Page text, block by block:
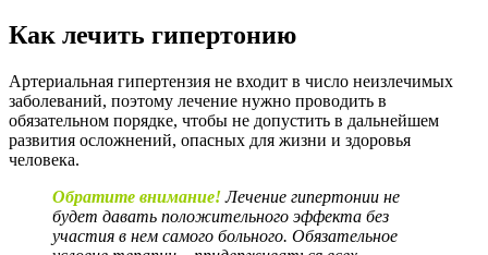
Как лечить гипертонию
Артериальная гипертензия не входит в число неизлечимых
заболеваний, поэтому лечение нужно проводить в
обязательном порядке, чтобы не допустить в дальнейшем
развития осложнений, опасных для жизни и здоровья
человека.
Обратите внимание!Лечение гипертонии не
будет давать положительного эффекта без
участия в нем самого больного. Обязательное